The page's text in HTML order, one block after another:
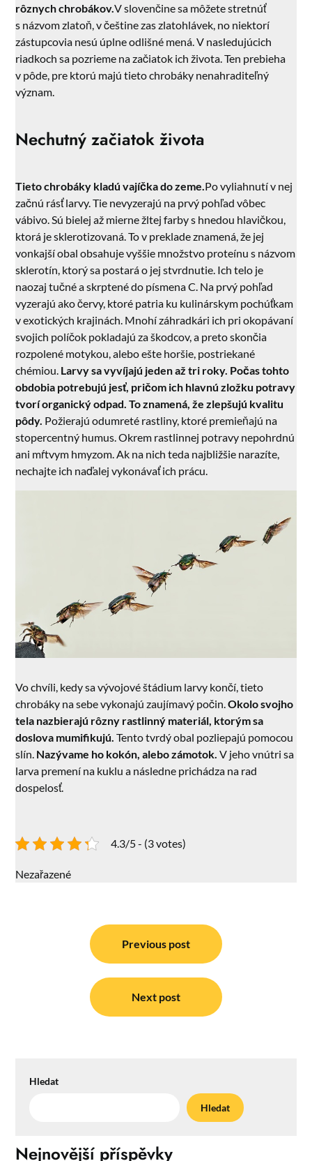
rôznych chrobákov.V slovenčine sa môžete stretnúť
s názvom zlatoň, v češtine zas zlatohlávek, no niektorí
zástupcovia nesú úplne odlišné mená. V nasledujúcich
riadkoch sa pozrieme na začiatok ich života. Ten prebieha
v pôde, pre ktorú majú tieto chrobáky nenahraditeľný
význam.
Nechutný začiatok života
Tieto chrobáky kladú vajíčka do zeme. Po vyliahnutí v nej
začnú rásť larvy. Tie nevyzerajú na prvý pohľad vôbec
vábivo. Sú bielej až mierne žltej farby s hnedou hlavičkou,
ktorá je sklerotizovaná. To v preklade znamená, že jej
vonkajší obal obsahuje vyššie množstvo proteínu s názvom
sklerotín, ktorý sa postará o jej stvrdnutie. Ich telo je
naozaj tučné a skrptené do písmena C. Na prvý pohľad
vyzerajú ako červy, ktoré patria ku kulinárskym pochúťkam
v exotických krajinách. Mnohí záhradkári ich pri okopávaní
svojich políčok pokladajú za škodcov, a preto skončia
rozpolené motykou, alebo ešte horšie, postriekané
chémiou. Larvy sa vyvíjajú jeden až tri roky. Počas tohto
obdobia potrebujú jesť, pričom ich hlavnú zložku potravy
tvorí organický odpad. To znamená, že zlepšujú kvalitu
pôdy. Požierajú odumreté rastliny, ktoré premieňajú na
stopercentný humus. Okrem rastlinnej potravy nepohrdnú
ani mŕtvym hmyzom. Ak na nich teda najbližšie narazíte,
nechajte ich naďalej vykonávať ich prácu.
Vo chvíli, kedy sa vývojové štádium larvy končí, tieto
chrobáky na sebe vykonajú zaujímavý počin.Okolo svojho
tela nazbierajú rôzny rastlinný materiál, ktorým sa
doslova mumifikujú. Tento tvrdý obal pozliepajú pomocou
slín. Nazývame ho kokón, alebo zámotok. V jeho vnútri sa
larva premení na kuklu a následne prichádza na rad
dospelosť.
4.3/5 - (3 votes)
Nezařazené
Previous post
Next post
Hledat
Hledat
Nejnovější příspěvky